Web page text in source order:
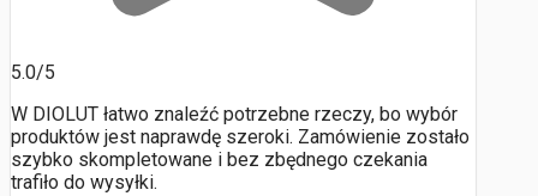
5.0/5
W DIOLUT łatwo znaleźć potrzebne rzeczy, bo wybór
produktów jest naprawdę szeroki. Zamówienie zostało
szybko skompletowane i bez zbędnego czekania
trafiło do wysyłki.